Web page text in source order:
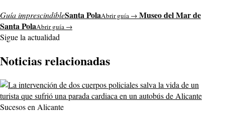
Guía imprescindibleSanta PolaAbrir guía → Museo del Mar de
Santa PolaAbrir guía →
Sigue la actualidad
Noticias relacionadas
Sucesos en Alicante